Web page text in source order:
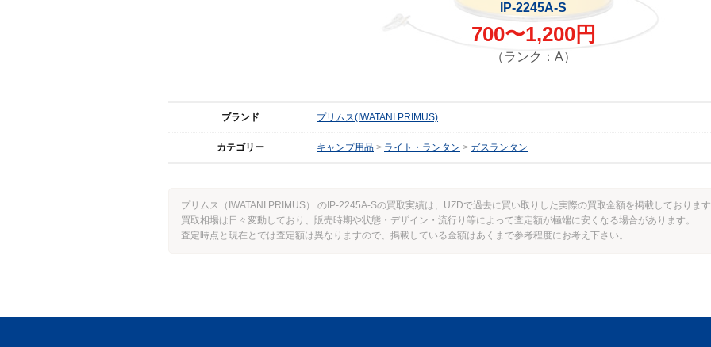
IP-2245A-S
700〜1,200円
（ランク：A）
ブランド プリムス(IWATANI PRIMUS)
カテゴリー キャンプ用品 ライト・ランタン ガスランタン
プリムス（IWATANI PRIMUS） のIP-2245A-Sの買取実績は、UZDで過去に買い取りした実際の買取金額を掲載しておりま
買取相場は日々変動しており、販売時期や状態・デザイン・流行り等によって査定額が極端に安くなる場合があります。
査定時点と現在とでは査定額は異なりますので、掲載している金額はあくまで参考程度にお考え下さい。